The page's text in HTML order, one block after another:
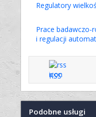
Regulatory
Prace
i regulacji
RSS
Podobne usługi